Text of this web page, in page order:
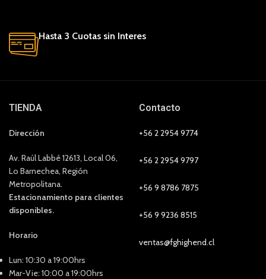
Hasta 3 Cuotas sin Interes
TIENDA
Dirección
Av. Raúl Labbé 12613, Local 06,
Lo Barnechea, Región
Metropolitana.
Estacionamiento para clientes
disponibles.
Horario
Lun: 10:30 a 19:00hrs
Mar-Vie: 10:00 a 19:00hrs
Contacto
+56 2 2954 9774
+56 2 2954 9797
+56 9 8786 7875
+56 9 9236 8515
ventas@fghighend.cl